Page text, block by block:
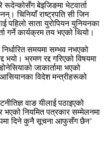
बेइजिङमा भेटवार्ता
चिनियाँ राष्ट्रपति सी जिन
पहिलो साता युरोपियन युनियनका
गर्ने कार्यक्रम तय भएको थियो।
समयमा सम्भव नभएको
भ्रमण रद्द गरिएको विषयमा
जाकार्तामा भएको
विदेश मन्त्रीहरूको
वाङ यीलाई पठाइएको
भएको नियमित पत्रकार सम्मेलनमा
दिने कुनै सूचना आफुसँग छैन’